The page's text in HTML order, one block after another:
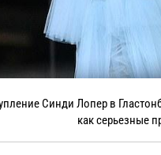
Синди Лопер в
как серьезные